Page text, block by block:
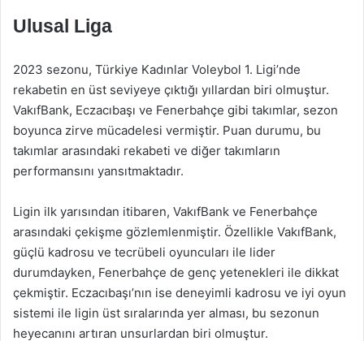
Ulusal Liga
2023 sezonu, Türkiye Kadınlar Voleybol 1. Ligi’nde
rekabetin en üst seviyeye çıktığı yıllardan biri olmuştur.
VakıfBank, Eczacıbaşı ve Fenerbahçe gibi takımlar, sezon
boyunca zirve mücadelesi vermiştir. Puan durumu, bu
takımlar arasındaki rekabeti ve diğer takımların
performansını yansıtmaktadır.
Ligin ilk yarısından itibaren, VakıfBank ve Fenerbahçe
arasındaki çekişme gözlemlenmiştir. Özellikle VakıfBank,
güçlü kadrosu ve tecrübeli oyuncuları ile lider
durumdayken, Fenerbahçe de genç yetenekleri ile dikkat
çekmiştir. Eczacıbaşı’nın ise deneyimli kadrosu ve iyi oyun
sistemi ile ligin üst sıralarında yer alması, bu sezonun
heyecanını artıran unsurlardan biri olmuştur.